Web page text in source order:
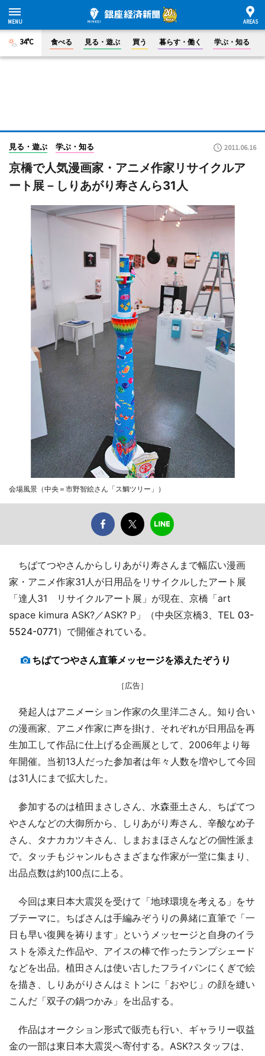
34°C 食べる 見る・遊ぶ 買う 暮らす・働く 学ぶ・知る
見る・遊ぶ 学ぶ・知る 2011.06.16
京橋で人気漫画家・アニメ作家リサイクルア
ート展－しりあがり寿さんら31人
会場風景（中央＝市野智絵さん「ス鯛ツリー」）
ちばてつやさんからしりあがり寿さんまで幅広い漫画
家・アニメ作家31人が日用品をリサイクルしたアート展
「達人31 リサイクルアート展」が現在、京橋「art
space kimura ASK?／ASK? P」（中央区京橋3、TEL 03-
5524-0771）で開催されている。
ちばてつやさん直筆メッセージを添えたぞうり
［広告］
発起人はアニメーション作家の久里洋二さん。知り合い
の漫画家、アニメ作家に声を掛け、それぞれが日用品を再
生加工して作品に仕上げる企画展として、2006年より毎
年開催。当初13人だった参加者は年々人数を増やして今回
は31人にまで拡大した。
参加するのは植田まさしさん、水森亜土さん、ちばてつ
やさんなどの大御所から、しりあがり寿さん、辛酸なめ子
さん、タナカカツキさん、しまおまほさんなどの個性派ま
で。タッチもジャンルもさまざまな作家が一堂に集まり、
出品点数は約100点に上る。
今回は東日本大震災を受けて「地球環境を考える」をサ
ブテーマに。ちばさんは手編みぞうりの鼻緒に直筆で「一
日も早い復興を祷ります」というメッセージと自身のイラ
ストを添えた作品や、アイスの棒で作ったランプシェード
などを出品。植田さんは使い古したフライパンにくぎで絵
を描き、しりあがりさんはミトンに「おやじ」の顔を縫い
こんだ「双子の鍋つかみ」を出品する。
作品はオークション形式で販売も行い、ギャラリー収益
金の一部は東日本大震災へ寄付する。ASK?スタッフは、